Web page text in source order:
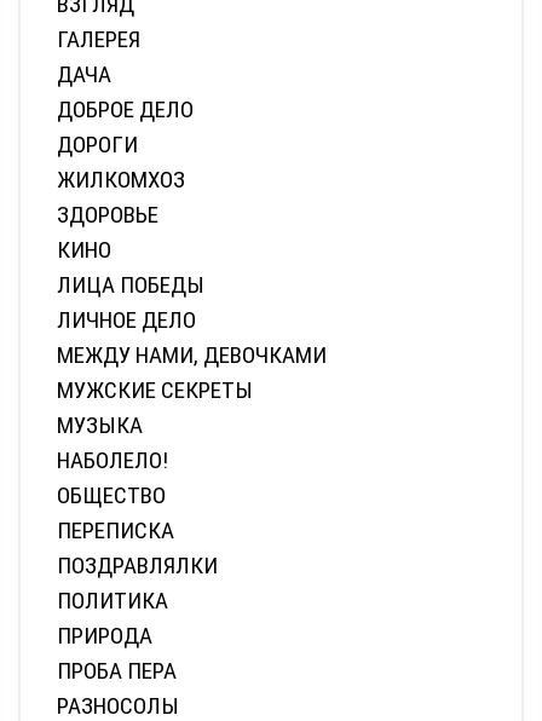
ГАЛЕРЕЯ
ДАЧА
ДОБРОЕ ДЕЛО
ДОРОГИ
ЖИЛКОМХОЗ
ЗДОРОВЬЕ
КИНО
ЛИЦА ПОБЕДЫ
ЛИЧНОЕ ДЕЛО
МЕЖДУ НАМИ, ДЕВОЧКАМИ
МУЖСКИЕ СЕКРЕТЫ
МУЗЫКА
НАБОЛЕЛО!
ОБЩЕСТВО
ПЕРЕПИСКА
ПОЗДРАВЛЯЛКИ
ПОЛИТИКА
ПРИРОДА
ПРОБА ПЕРА
РАЗНОСОЛЫ